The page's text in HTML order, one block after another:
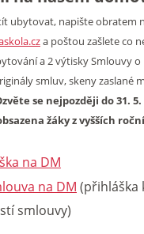
ubytovat, napište obratem
a poštou zašlete co
a 2 výtisky Smlouvy
smluv, skeny zaslané
se nejpozději do 31.
žáky z vyšších
na DM
na DM (přihláška
smlouvy)